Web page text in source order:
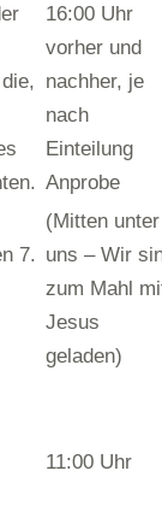
16:00 Uhr
vorher und
nachher, je
nach
Einteilung
Anprobe
7.
(Mitten unter
uns – Wir
zum Mahl
Jesus
geladen)
11:00 Uhr